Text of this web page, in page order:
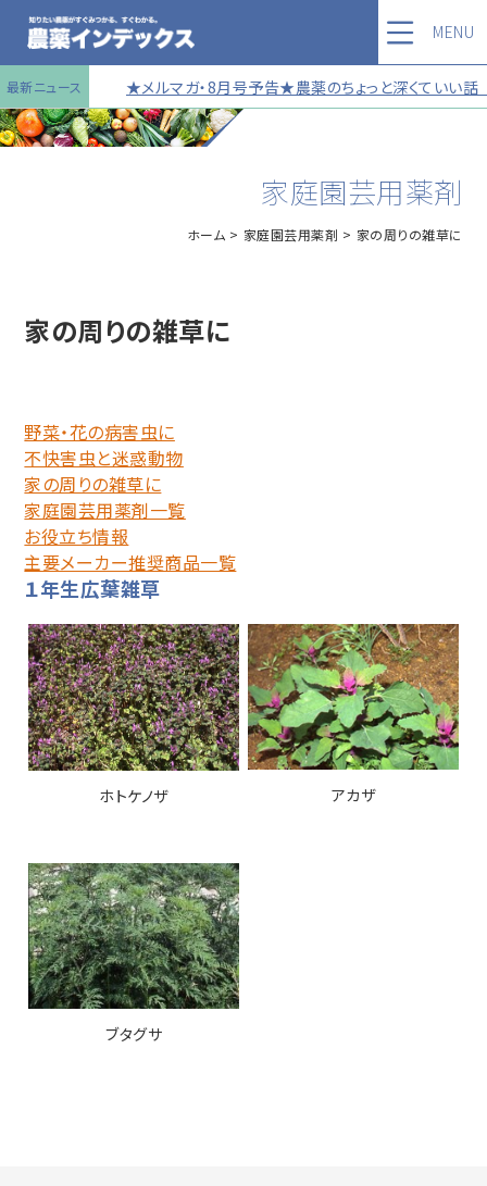
最新ニュース ★メルマガ・8月号予告★農薬のちょっと深くていい
MENU
家庭園芸用薬剤
ホーム 家庭園芸用薬剤 家の周りの雑草に
家の周りの雑草に
野菜・花の病害虫に
不快害虫と迷惑動物
家の周りの雑草に
家庭園芸用薬剤一覧
お役立ち情報
主要メーカー推奨商品一覧
１年生広葉雑草
ホトケノザ アカザ
ブタグサ